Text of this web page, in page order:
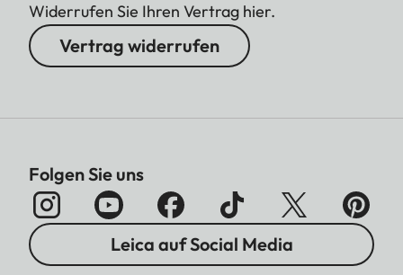
Widerrufen Sie Ihren Vertrag hier.
Vertrag widerrufen
Folgen Sie uns
Leica auf Social Media